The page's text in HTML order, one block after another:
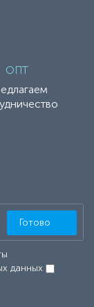
ОПТ
данных
Готово